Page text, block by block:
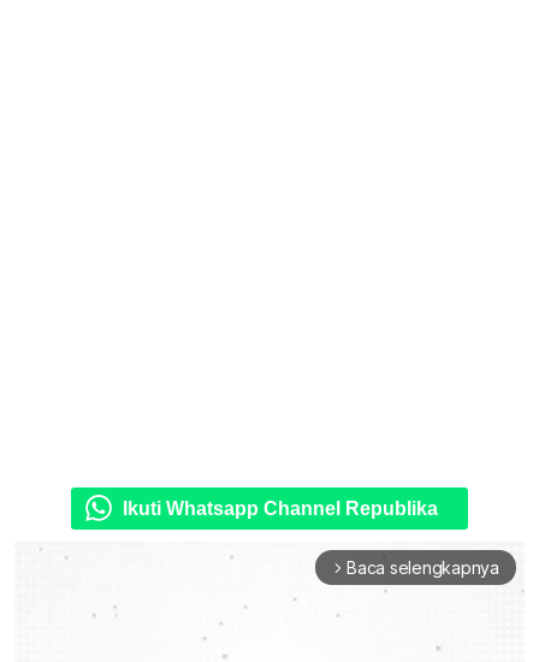
Ikuti Whatsapp Channel Republika
arrow_forward_ios Baca selengkapnya